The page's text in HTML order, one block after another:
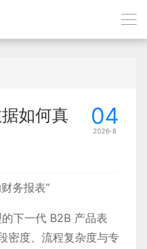
04
2026-8
如何真
务报表”
下一代 B2B 产品表
密度、流程复杂度与专